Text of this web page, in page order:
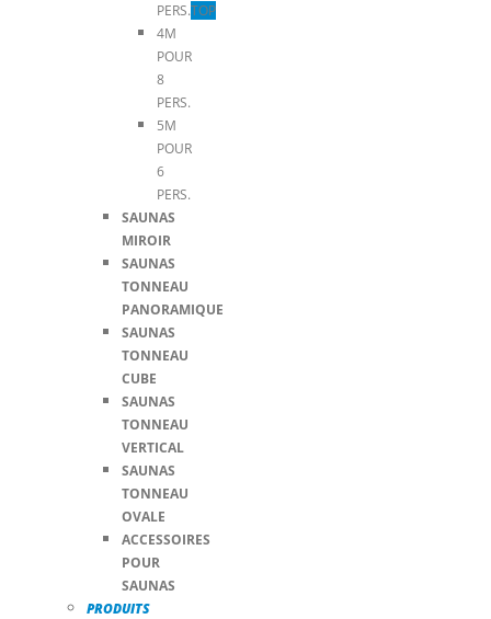
PERS.TOP
4M
POUR
8
PERS.
5M
POUR
6
PERS.
SAUNAS
MIROIR
SAUNAS
TONNEAU
PANORAMIQUE
SAUNAS
TONNEAU
CUBE
SAUNAS
TONNEAU
VERTICAL
SAUNAS
TONNEAU
OVALE
ACCESSOIRES
POUR
SAUNAS
PRODUITS